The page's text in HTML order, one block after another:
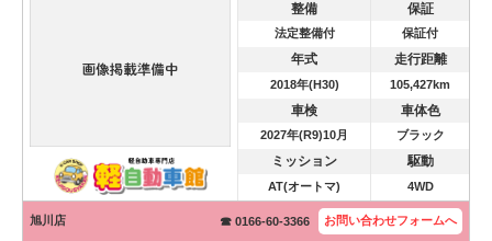
整備 保証
法定整備付 保証付
年式 走行距離
2018年(H30) 105,427km
車検 車体色
2027年(R9)10月 ブラック
ミッション 駆動
AT(オートマ) 4WD
旭川店 ☎ 0166-60-3366 お問い合わせフォームへ